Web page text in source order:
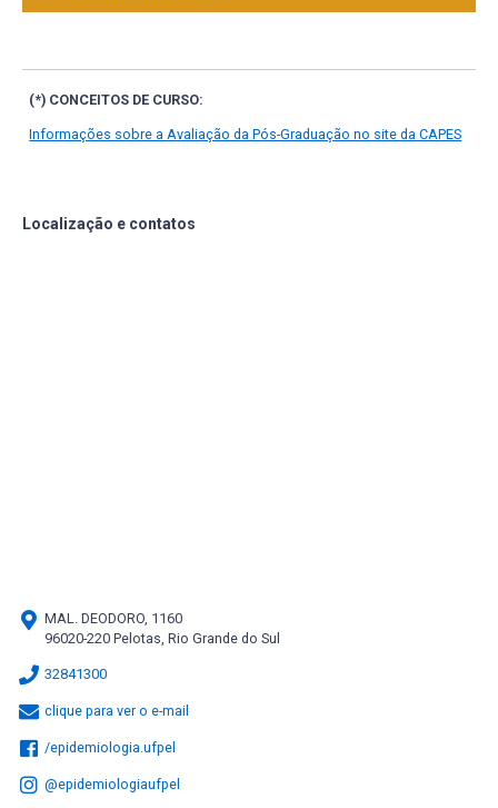
(*) CONCEITOS DE CURSO:
Informações sobre a Avaliação da Pós-Graduação no site da CAPES
Localização e contatos
MAL. DEODORO, 1160
96020-220 Pelotas, Rio Grande do Sul
32841300
clique para ver o e-mail
/epidemiologia.ufpel
@epidemiologiaufpel